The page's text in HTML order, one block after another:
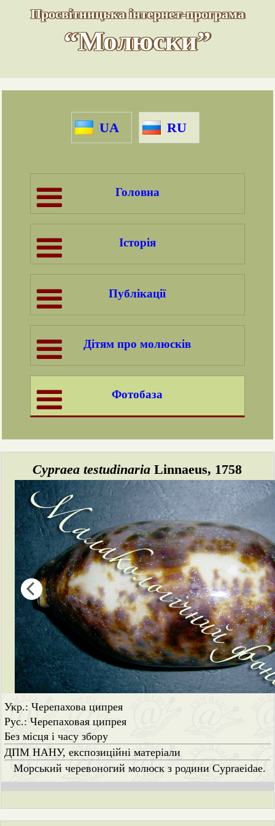
Просвітницька інтернет-програма
“Молюски”
UA RU
Головна
Історія
Публікації
Дітям про молюсків
Фотобаза
Cypraea testudinaria Linnaeus, 1758
Укр.: Черепахова ципрея
Рус.: Черепаховая ципрея
Без місця і часу збору
ДПМ НАНУ, експозиційні матеріали
Морський черевоногий молюск з родини Cypraeidae.